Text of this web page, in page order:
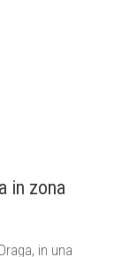
in zona
in una